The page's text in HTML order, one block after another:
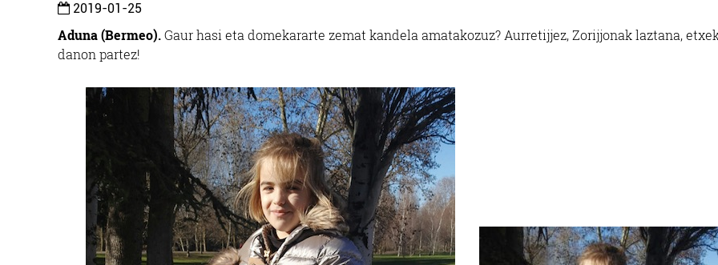
2019-01-25
Aduna (Bermeo).Gaur hasi eta domekararte zemat kandela amatakozuz? Aurretijjez, Zorijjonak laztana,
danon partez!